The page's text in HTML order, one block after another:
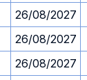
26/08/2027
26/08/2027
26/08/2027